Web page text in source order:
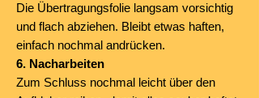
Die Übertragungsfolie langsam vorsichtig
und flach abziehen. Bleibt etwas haften,
einfach nochmal andrücken.
6. Nacharbeiten
Zum Schluss nochmal leicht über den